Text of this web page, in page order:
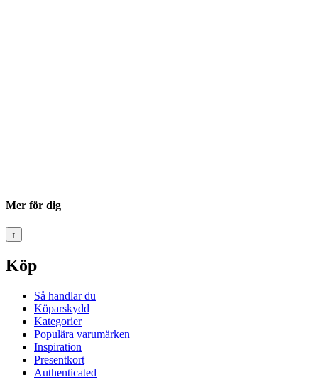
Mer för dig
↑
Köp
Så handlar du
Köparskydd
Kategorier
Populära varumärken
Inspiration
Presentkort
Authenticated